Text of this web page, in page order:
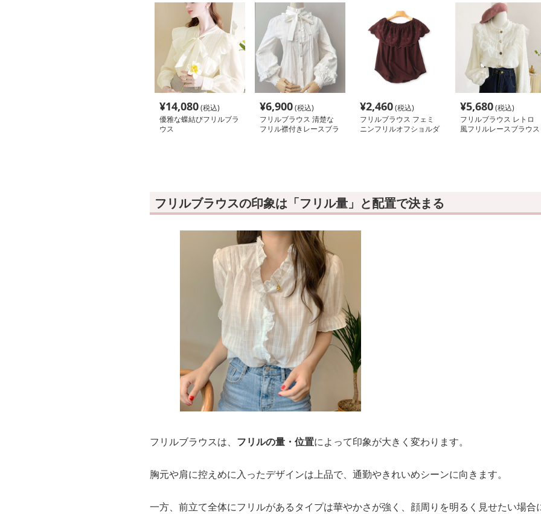
¥14,080(税込)
優雅な蝶結びフリルブラ
ウス
¥6,900(税込)
フリルブラウス 清楚な
フリル襟付きレースブラ
¥2,460(税込)
フリルブラウス フェミ
ニンフリルオフショルダ
¥5,680(税込)
フリルブラウス レトロ
風フリルレースブラウス
フリルブラウスの印象は「フリル量」と配置で決まる
フリルブラウスは、 フリルの量・位置によって印象が大きく変わります。
胸元や肩に控えめに入ったデザインは上品で、通勤やきれいめシーンに向きます。
一方、前立て全体にフリルがあるタイプは華やかさが強く、顔周りを明るく見せたい場合